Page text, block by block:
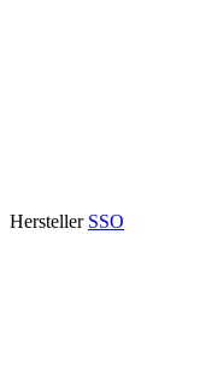
Hersteller SSO